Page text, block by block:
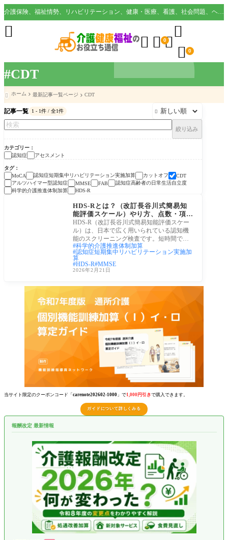
#CDT
介護保険、福祉情勢、リハビリテーション、健康・医療、看護、社会問題、ヘルスケア業界など様々な切り口から役立つ情報を配信。
  0

 0

 ホーム 最新記事一覧ページ CDT
記事一覧 1 - 1件 / 全1件 
絞り込み
カテゴリー
認知症
アセスメント
タグ
MoCA
認知症短期集中リハビリテーション実施加算 カットオフ
CDT
アルツハイマー型認知症
MMSE FAB
認知症高齢者の日常生活自立度
科学的介護推進体制加算
HDS-R
アセスメント
HDS-Rとは？（改訂長谷川式簡易知
能評価スケール）やり方、点数・項目
の解釈、カットオフ値
HDS-R（改訂長谷川式簡易知能評価スケー
ル）は、日本で広く用いられている認知機
能のスクリーニング検査です。短時間で実
施でき、
科学的介護推進体制加算
認知症短期集中リハビリテーション実施加
算
HDS-R MMSE
2026年2月21日
当サイト限定のクーポンコード「 carenote202602-1000 」で1,000円引きで購入できます。
ガイドについて詳しくみる
報酬改定 最新情報